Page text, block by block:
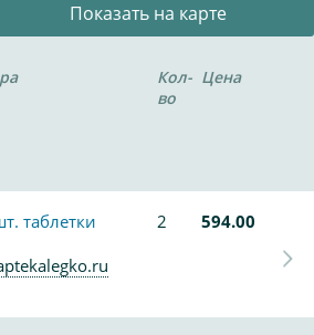
Показать на карте
Кол-
во
Цена
таблетки 2
594.00